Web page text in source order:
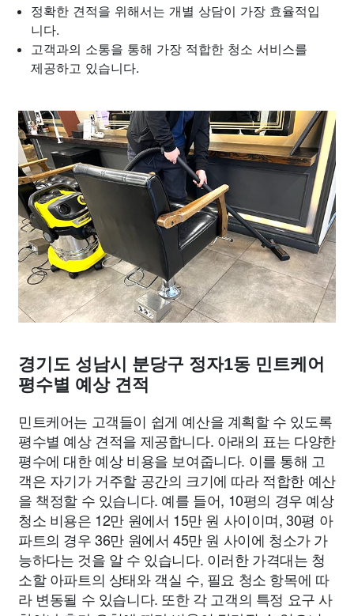
정확한 견적을 위해서는 개별 상담이 가장 효율적입
니다.
고객과의 소통을 통해 가장 적합한 청소 서비스를
제공하고 있습니다.
경기도 성남시 분당구 정자1동 민트케어
평수별 예상 견적
민트케어는 고객들이 쉽게 예산을 계획할 수 있도록
평수별 예상 견적을 제공합니다. 아래의 표는 다양한
평수에 대한 예상 비용을 보여줍니다. 이를 통해 고
객은 자기가 거주할 공간의 크기에 따라 적합한 예산
을 책정할 수 있습니다. 예를 들어, 10평의 경우 예상
청소 비용은 12만 원에서 15만 원 사이이며, 30평 아
파트의 경우 36만 원에서 45만 원 사이에 청소가 가
능하다는 것을 알 수 있습니다. 이러한 가격대는 청
소할 아파트의 상태와 객실 수, 필요 청소 항목에 따
라 변동될 수 있습니다. 또한 각 고객의 특정 요구 사